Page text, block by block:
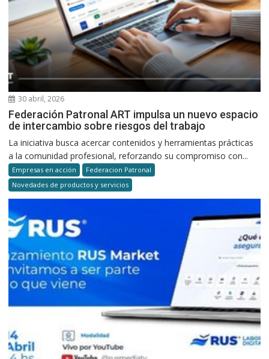
30 abril, 2026
Federación Patronal ART impulsa un nuevo espacio
de intercambio sobre riesgos del trabajo
La iniciativa busca acercar contenidos y herramientas prácticas
a la comunidad profesional, reforzando su compromiso con...
Empresas en acción
Federacion Patronal
Novedades de productos y servicios